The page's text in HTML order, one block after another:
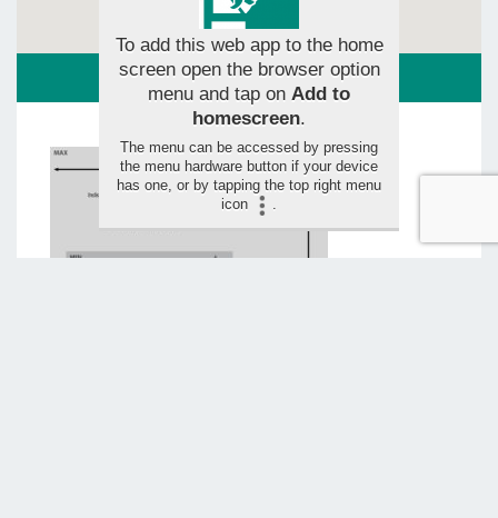
ROUTE
To add this web app to the home
screen open the browser option
menu and tap on Add to
homescreen.
The menu can be accessed by pressing
the menu hardware button if your device
has one, or by tapping the top right menu
icon
.